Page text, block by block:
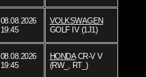
08.08.2026
19:45
VOLKSWAGEN
GOLF IV (1J1)
08.08.2026
19:45
HONDACR-V V
(RW_, RT_)